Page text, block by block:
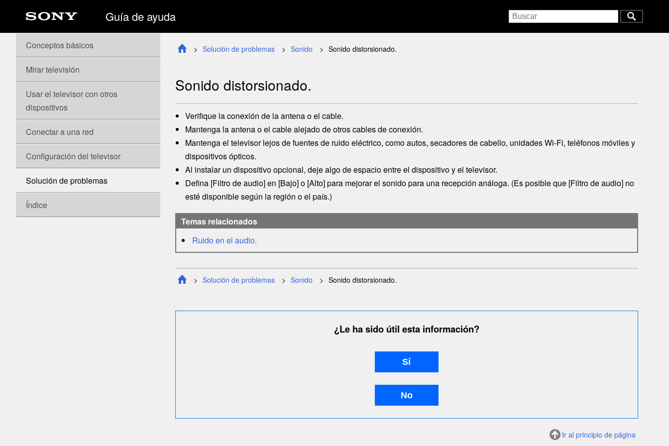
Guía de ayuda
Solución de problemas Sonido Sonido distorsionado.
Sonido distorsionado.
Verifique la conexión de la antena o el cable.
Mantenga la antena o el cable alejado de otros cables de conexión.
Mantenga el televisor lejos de fuentes de ruido eléctrico, como autos, secadores de cabello, unidadesWi-Fi, teléfonos móviles y
dispositivos ópticos.
Al instalar un dispositivo opcional, deje algo de espacio entre el dispositivo y el televisor.
Defina [Filtro de audio] en [Bajo] o [Alto] para mejorar el sonido para una recepción análoga. (Es posible que [Filtro de audio] no
esté disponible según la región o el país.)
Temas relacionados
Ruido en el audio.
Solución de problemas Sonido Sonido distorsionado.
¿Le ha sido útil esta información?
Conceptos básicos
Mirar televisión
Usar el televisor con otros
dispositivos
Conectar a una red
Configuración del televisor
Solución de problemas
Índice
Ir al principio de página